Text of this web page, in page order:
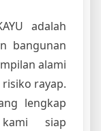
adalah
bangunan
alami
rayap.
lengkap
siap